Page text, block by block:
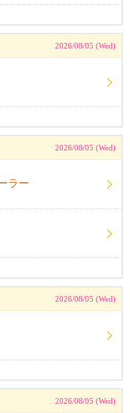
2026/08/05 (Wed)
2026/08/05 (Wed)
ラー
2026/08/05 (Wed)
2026/08/05 (Wed)